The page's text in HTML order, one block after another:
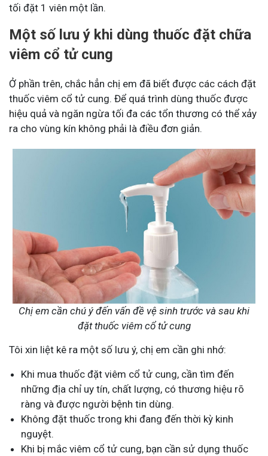
tối đặt 1 viên một lần.
Một số lưu ý khi dùng thuốc đặt chữa
viêm cổ tử cung
Ở phần trên, chắc hẳn chị em đã biết được các cách đặt
thuốc viêm cổ tử cung. Để quá trình dùng thuốc được
hiệu quả và ngăn ngừa tối đa các tổn thương có thể xảy
ra cho vùng kín không phải là điều đơn giản.
Chị em cần chú ý đến vấn đề vệ sinh trước và sau khi
đặt thuốc viêm cổ tử cung
Tôi xin liệt kê ra một số lưu ý, chị em cần ghi nhớ:
Khi mua thuốc đặt viêm cổ tử cung, cần tìm đến
những địa chỉ uy tín, chất lượng, có thương hiệu rõ
ràng và được người bệnh tin dùng.
Không đặt thuốc trong khi đang đến thời kỳ kinh
nguyệt.
Khi bị mắc viêm cổ tử cung, bạn cần sử dụng thuốc